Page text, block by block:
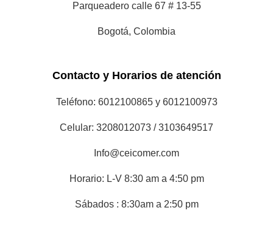
Parqueadero calle 67 # 13-55
Bogotá, Colombia
Contacto y Horarios de atención
Teléfono: 6012100865 y 6012100973
Celular: 3208012073 / 3103649517
Info@ceicomer.com
Horario: L-V 8:30 am a 4:50 pm
Sábados : 8:30am a 2:50 pm